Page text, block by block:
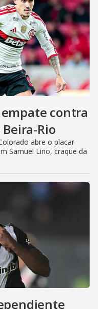
contra
Rio
abre o placar
Samuel Lino, craque da